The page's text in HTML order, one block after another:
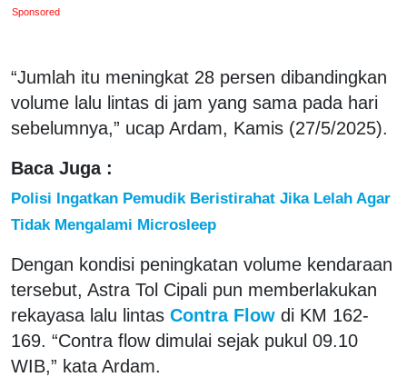
Sponsored
“Jumlah itu meningkat 28 persen dibandingkan
volume lalu lintas di jam yang sama pada hari
sebelumnya,” ucap Ardam, Kamis (27/5/2025).
Baca Juga :
Polisi Ingatkan Pemudik Beristirahat Jika Lelah Agar
Tidak Mengalami Microsleep
Dengan kondisi peningkatan volume kendaraan
tersebut, Astra Tol Cipali pun memberlakukan
rekayasa lalu lintas Contra Flow di KM 162-
169. “Contra flow dimulai sejak pukul 09.10
WIB,” kata Ardam.